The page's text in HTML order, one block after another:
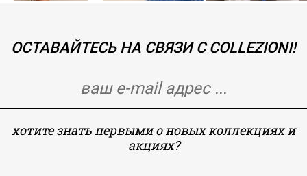
ОСТАВАЙТЕСЬ НА СВЯЗИ С COLLEZIONI!
хотите знать первыми о новых коллекциях и
акциях?